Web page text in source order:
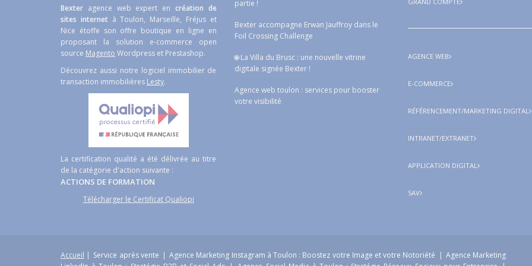
Bexter agence web expert en création de
sites internet à Toulon, Marseille, Fréjus et
Nice étoffe son offre boutique en ligne en
proposant la solution e-commerce open
source Magento Wordpress et Prestashop.
Découvrez aussi notre logiciel immobilier de
transaction immobilières Lesty.
La certification qualité a été délivrée au titre
de la catégorie d'action suivante :
ACTIONS DE FORMATION
Télécharger le Certificat Qualiopi
partie !
Bexter accompagne Erwan Jauffroy dans le
Foil Crossing Challenge
🌐 La Villa du Brusc : une nouvelle vitrine
digitale signée Bexter !
Agence web toulon : services pour booster
votre visibilité
AGENCE WEB
E-COMMERCE
RÉFÉRENCEMENT/MARKETING DIGITAL
INTRANET/EXTRANET
APPLICATION DIGITAL
SAV
Accueil | Service après vente | Agence Marketing Instagram à Toulon : Boostez votre Image et votre Notoriété | Agence Marketing